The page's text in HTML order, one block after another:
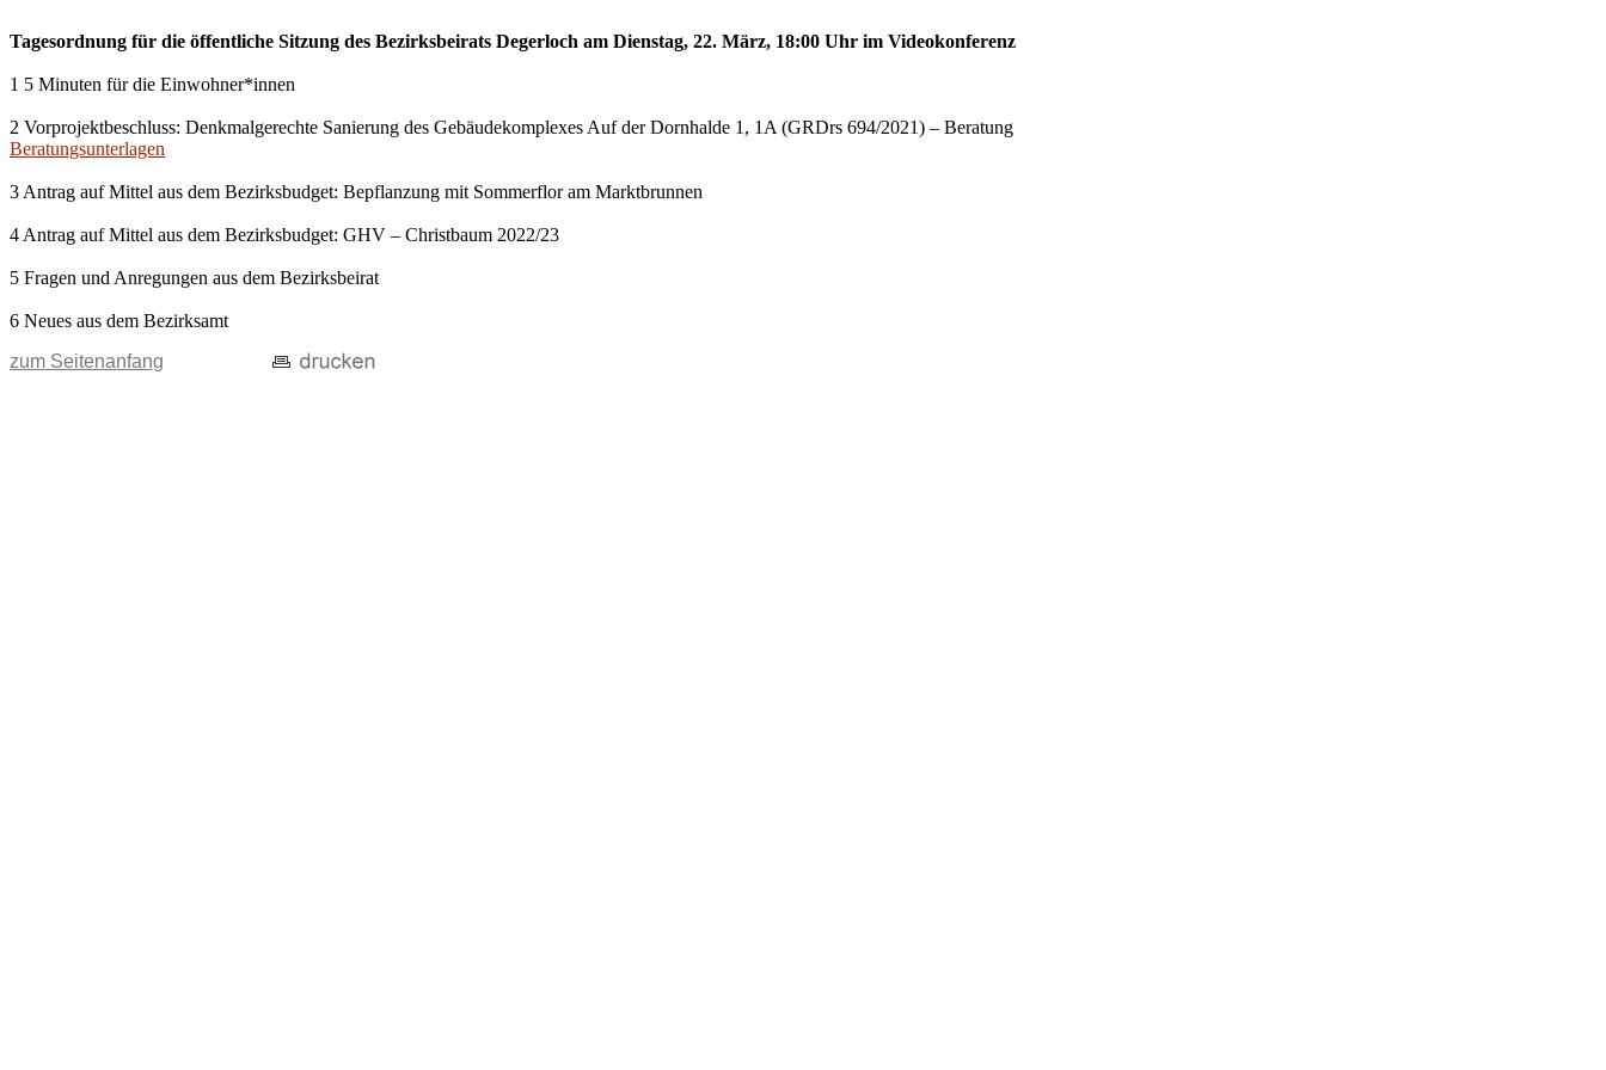
Tagesordnung für die öffentliche Sitzung des Bezirksbeirats Degerloch am Dienstag, 22. März, 18:00 Uhr im Videokonferenz
1 5 Minuten für die Einwohner*innen
2 Vorprojektbeschluss: Denkmalgerechte Sanierung des Gebäudekomplexes Auf der Dornhalde 1, 1A (GRDrs 694/2021) – Beratung
Beratungsunterlagen
3 Antrag auf Mittel aus dem Bezirksbudget: Bepflanzung mit Sommerflor am Marktbrunnen
4 Antrag auf Mittel aus dem Bezirksbudget: GHV – Christbaum 2022/23
5 Fragen und Anregungen aus dem Bezirksbeirat
6 Neues aus dem Bezirksamt
zum Seitenanfang